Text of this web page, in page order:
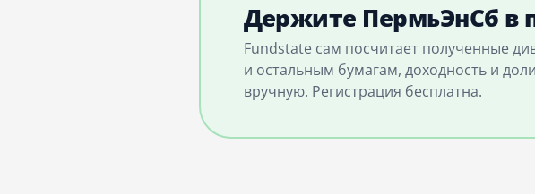
Держите ПермьЭнСб в
Fundstate сам посчитает полученные
и остальным бумагам, доходность и
вручную. Регистрация бесплатна.